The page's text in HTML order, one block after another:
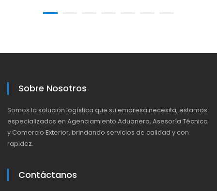
Sobre Nosotros
Somos la solución logística que su empresa necesita, estamos
especializados en Agenciamiento Aduanero, Asesoría Técnica
y Comercio Exterior, brindando servicios de calidad y con
rapidez.
Contáctanos